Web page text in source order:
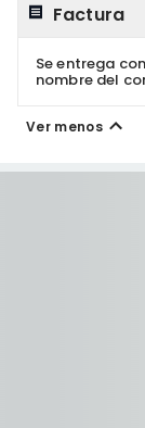
Factura
Se entrega
nombre del
Ver menos